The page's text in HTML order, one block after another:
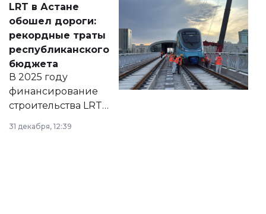
документ
появился в базе
нормативных
правовых актов и
на сайте маслихат
города.
LRT в Астане
обошел дороги:
рекордные траты
республиканского
бюджета
В 2025 году
финансирование
строительства LRT
республиканского
31 декабря, 12:39